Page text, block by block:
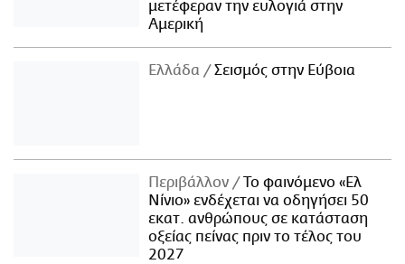
μετέφεραν την ευλογιά στην
Αμερική
Ελλάδα Σεισμός στην Εύβοια
Περιβάλλον
Το φαινόμενο «Ελ
Νίνιο» ενδέχεται να οδηγήσει 50
εκατ. ανθρώπους σε κατάσταση
οξείας πείνας πριν το τέλος του
2027